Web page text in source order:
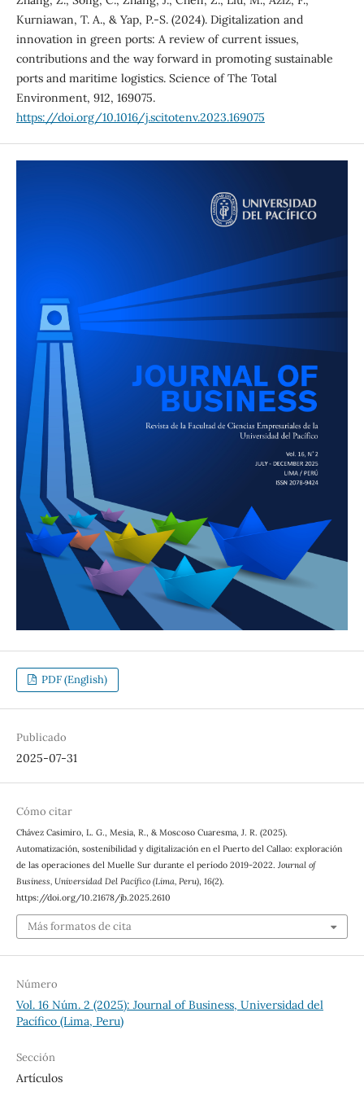
Kurniawan, T. A., & Yap, P.-S. (2024). Digitalization and
innovation in green ports: A review of current issues,
contributions and the way forward in promoting sustainable
ports and maritime logistics. Science of The Total
Environment, 912, 169075.
https://doi.org/10.1016/j.scitotenv.2023.169075
PDF (English)
Publicado
2025-07-31
Cómo citar
Chávez Casimiro, L. G., Mesia, R., & Moscoso Cuaresma, J. R. (2025).
Automatización, sostenibilidad y digitalización en el Puerto del Callao: exploración
de las operaciones del Muelle Sur durante el período 2019-2022. Journal of
Business, Universidad Del Pacífico (Lima, Peru), 16(2).
https://doi.org/10.21678/jb.2025.2610
Más formatos de cita
Número
Vol. 16 Núm. 2 (2025): Journal of Business, Universidad del
Pacífico (Lima, Peru)
Sección
Artículos